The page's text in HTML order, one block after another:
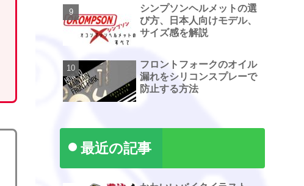
シンプソンヘルメットの選
び方、日本人向けモデル、
サイズ感を解説
フロントフォークのオイル
漏れをシリコンスプレーで
防止する方法
最近の記事